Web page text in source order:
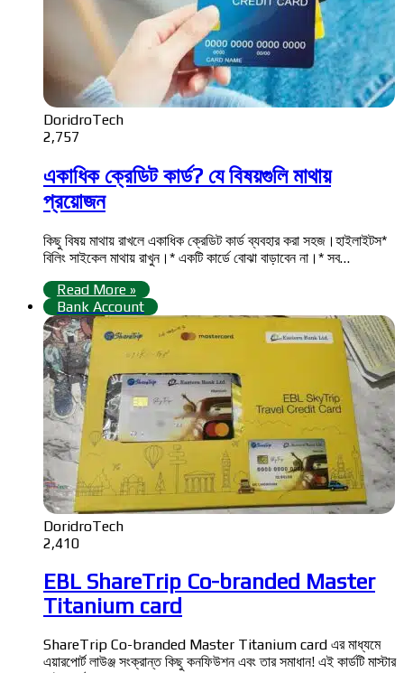
DoridroTech
2,757
একাধিক ক্রেডিট কার্ড? যে বিষয়গুলি মাথায়
প্রয়োজন
কিছু বিষয় মাথায় রাখলে একাধিক ক্রেডিট কার্ড ব্যবহার করা সহজ।হাইলাইটস*
বিলিং সাইকেল মাথায় রাখুন।* একটি কার্ডে বোঝা বাড়াবেন না।* সব…
Read More »
Bank Account
DoridroTech
2,410
EBL ShareTrip Co-branded Master
Titanium card
ShareTrip Co-branded Master Titanium card এর মাধ্যমে
এয়ারপোর্ট লাউঞ্জ সংক্রান্ত কিছু কনফিউশন এবং তার সমাধান! এই কার্ডটি মাস্টার